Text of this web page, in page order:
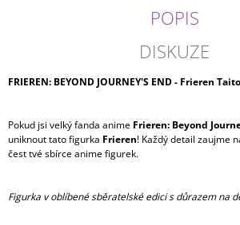
POPIS
DISKUZE
FRIEREN: BEYOND JOURNEY'S END - Frieren
Pokud jsi velký fanda anime Frieren: Beyond
uniknout tato figurka Frieren! Každý detail zaujme
čest tvé sbírce anime figurek.
Figurka v oblíbené sběratelské edici s důrazem na